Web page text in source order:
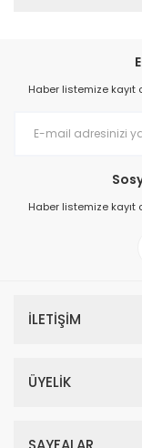
Haber listemize
Haber listemize
İLETİŞİM
ÜYELİK